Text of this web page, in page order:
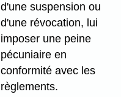
d'une suspension ou
d'une révocation, lui
imposer une peine
pécuniaire en
conformité avec les
règlements.